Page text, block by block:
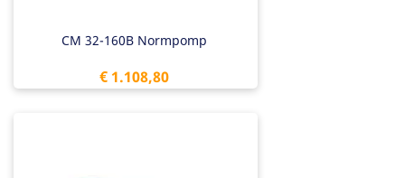
CM 32-160B Normpomp
Prijs
€ 1.108,80